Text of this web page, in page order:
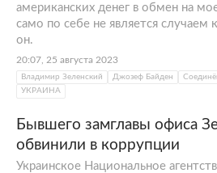
американских денег в обмен на
само по себе не является случаем
он.
20:07, 25 августа 2023
Владимир Зеленский Джозеф Байден
УКРАИНА
Бывшего замглавы офиса
обвинили в коррупции
Украинское Национальное